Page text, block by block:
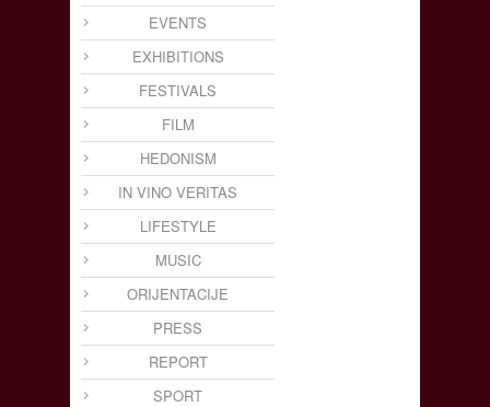
EVENTS
EXHIBITIONS
FESTIVALS
FILM
HEDONISM
IN VINO VERITAS
LIFESTYLE
MUSIC
ORIJENTACIJE
PRESS
REPORT
SPORT